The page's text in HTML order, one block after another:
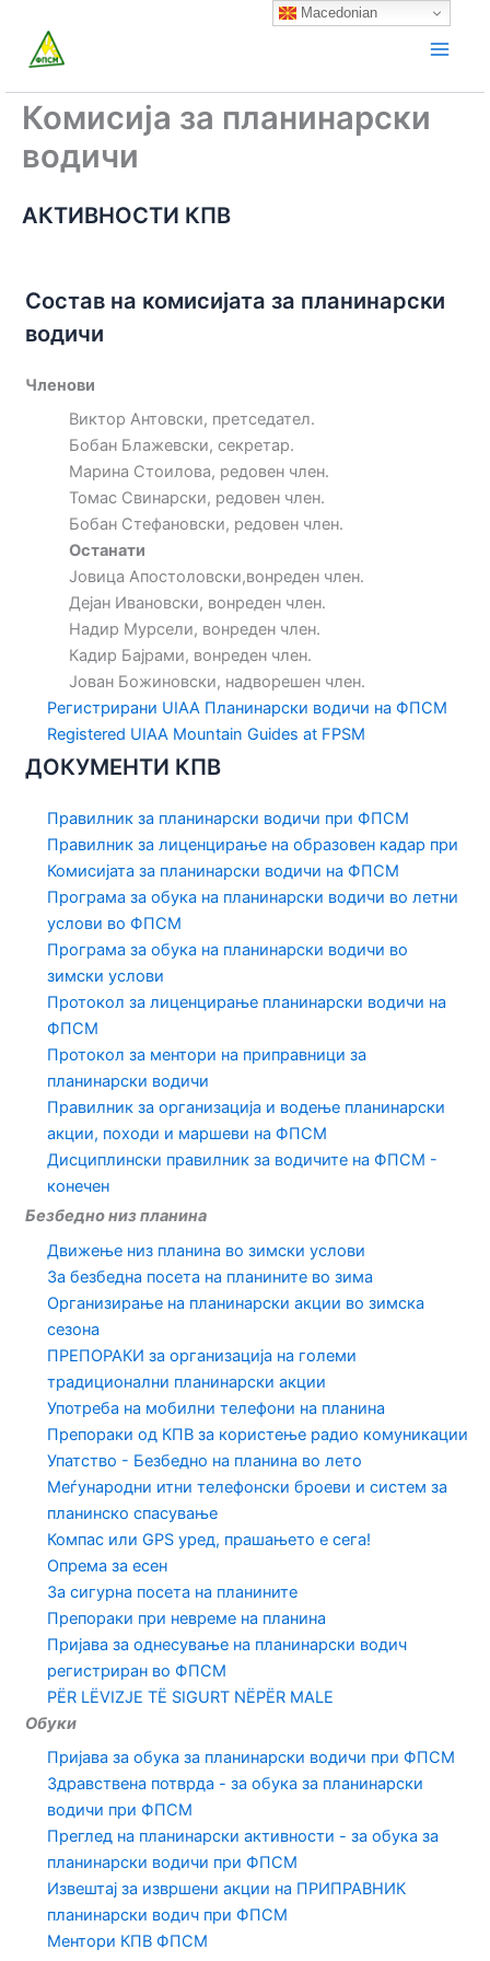
content
Комисија за планинарски
водичи
АКТИВНОСТИ КПВ
Состав на комисијата за планинарски
водичи
Членови
Виктор Антовски, претседател.
Бобан Блажевски, секретар.
Марина Стоилова, редовен член.
Томас Свинарски, редовен член.
Бобан Стефановски, редовен член.
Останати
Јовица Апостоловски,вонреден член.
Дејан Ивановски, вонреден член.
Надир Мурсели, вонреден член.
Кадир Бајрами, вонреден член.
Јован Божиновски, надворешен член.
Регистрирани UIAA Планинарски водичи на ФПСМ
Registered UIAA Mountain Guides at FPSM
ДОКУМЕНТИ КПВ
Правилник за планинарски водичи при ФПСМ
Правилник за лиценцирање на образовен кадар при
Комисијата за планинарски водичи на ФПСМ
Програма за обука на планинарски водичи во летни
услови во ФПСМ
Програма за обука на планинарски водичи во
зимски услови
Протокол за лиценцирање планинарски водичи на
ФПСМ
Протокол за ментори на приправници за
планинарски водичи
Правилник за организација и водење планинарски
акции, походи и маршеви на ФПСМ
Дисциплински правилник за водичите на ФПСМ -
конечен
Безбедно низ планина
Движење низ планина во зимски услови
За безбедна посета на планините во зима
Организирање на планинарски акции во зимска
сезона
ПРЕПОРАКИ за организација на големи
традиционални планинарски акции
Употреба на мобилни телефони на планина
Препораки од КПВ за користење радио комуникации
Упатство - Безбедно на планина во лето
Меѓународни итни телефонски броеви и систем за
планинско спасување
Компас или GPS уред, прашањето е сега!
Опрема за есен
За сигурна посета на планините
Препораки при невреме на планина
Пријава за однесување на планинарски водич
регистриран во ФПСМ
PËR LËVIZJE TË SIGURT NËPËR MALE
Обуки
Пријава за обука за планинарски водичи при ФПСМ
Здравствена потврда - за обука за планинарски
водичи при ФПСМ
Преглед на планинарски активности - за обука за
планинарски водичи при ФПСМ
Извештај за извршени акции на ПРИПРАВНИК
планинарски водич при ФПСМ
Ментори КПВ ФПСМ
Macedonian